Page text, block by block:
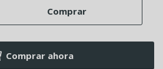
Comprar
Comprar ahora